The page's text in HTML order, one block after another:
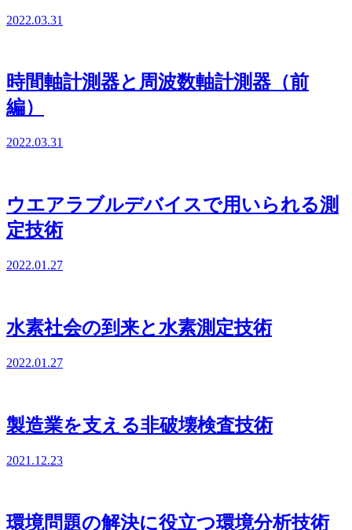
2022.03.31
時間軸計測器と周波数軸計測器（前
編）
2022.03.31
ウエアラブルデバイスで用いられる測
定技術
2022.01.27
水素社会の到来と水素測定技術
2022.01.27
製造業を支える非破壊検査技術
2021.12.23
環境問題の解決に役立つ環境分析技術